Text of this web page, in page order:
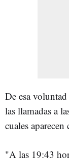
De esa
las llamadas a
cuales
"A las 19:43